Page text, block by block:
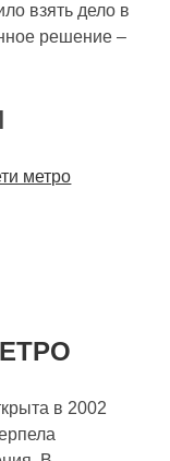
взять дело в
решение –
метро
в 2002